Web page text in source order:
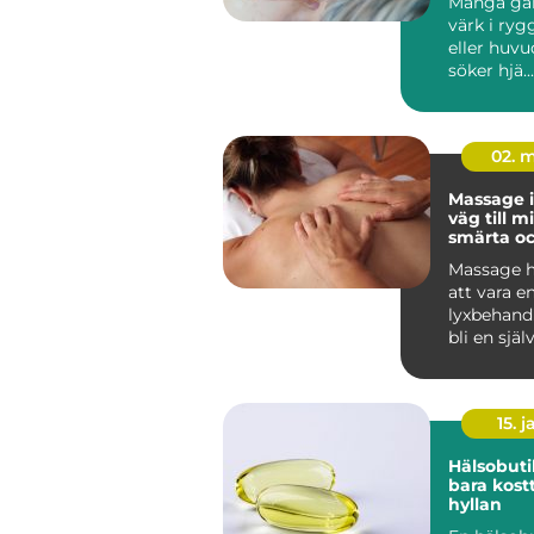
värk i
eller
söker hjä...
02.
Massage
väg till
smärta
Massage
att vara
bli en
15.
bara
hyllan